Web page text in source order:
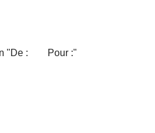
"De : Pour :"